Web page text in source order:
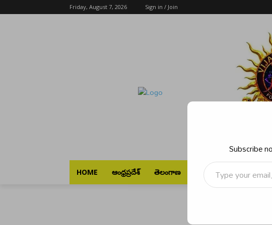
Friday, August 7, 2026 Sign in / Join
HOME ఆంధ్రప్రదేశ్ తెలంగాణ భారత్ రాజకీయం
Subscribe
Type your email…